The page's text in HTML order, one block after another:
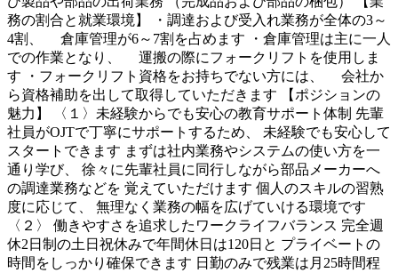
務の割合と就業環境】 ・調達および受入れ業務が全体の3～
4割、 倉庫管理が6～7割を占めます ・倉庫管理は主に一人
での作業となり、 運搬の際にフォークリフトを使用しま
す ・フォークリフト資格をお持ちでない方には、 会社か
ら資格補助を出して取得していただきます 【ポジションの
魅力】 〈１〉未経験からでも安心の教育サポート体制 先輩
社員がOJTで丁寧にサポートするため、 未経験でも安心して
スタートできます まずは社内業務やシステムの使い方を一
通り学び、 徐々に先輩社員に同行しながら部品メーカーへ
の調達業務などを 覚えていただけます 個人のスキルの習熟
度に応じて、 無理なく業務の幅を広げていける環境です
〈２〉 働きやすさを追求したワークライフバランス 完全週
休2日制の土日祝休みで年間休日は120日と プライベートの
時間をしっかり確保できます 日勤のみで残業は月25時間程